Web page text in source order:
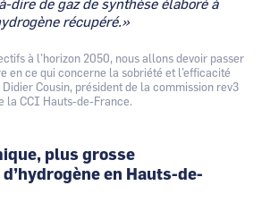
dire de gaz de synthèse élaboré à
récupéré.»
à l’horizon 2050, nous allons devoir passer
en ce qui concerne la sobriété et l’efficacité
Cousin, président de la commission rev3
la CCI Hauts-de-France.
plus grosse
en Hauts-de-